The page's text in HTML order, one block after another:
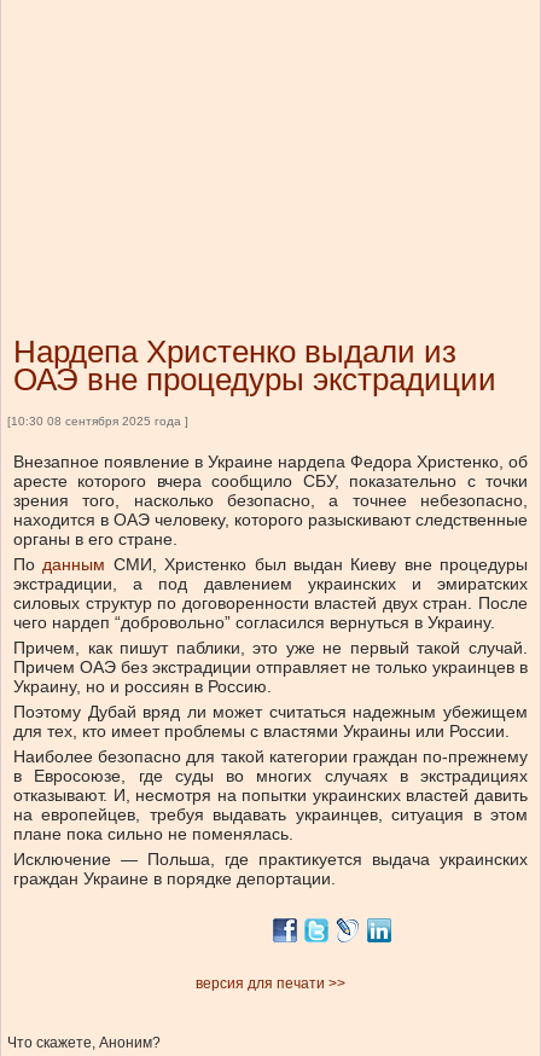
Нардепа Христенко выдали из
ОАЭ вне процедуры экстрадиции
[10:30 08 сентября 2025 года ]
Внезапное появление в Украине нардепа Федора Христенко, об
аресте которого вчера сообщило СБУ, показательно с точки
зрения того, насколько безопасно, а точнее небезопасно,
находится в ОАЭ человеку, которого разыскивают следственные
органы в его стране.
Поданным СМИ, Христенко был выдан Киеву вне процедуры
экстрадиции, а под давлением украинских и эмиратских
силовых структур по договоренности властей двух стран. После
чего нардеп “добровольно” согласился вернуться в Украину.
Причем, как пишут паблики, это уже не первый такой случай.
Причем ОАЭ без экстрадиции отправляет не только украинцев в
Украину, но и россиян в Россию.
Поэтому Дубай вряд ли может считаться надежным убежищем
для тех, кто имеет проблемы с властями Украины или России.
Наиболее безопасно для такой категории граждан по-прежнему
в Евросоюзе, где суды во многих случаях в экстрадициях
отказывают. И, несмотря на попытки украинских властей давить
на европейцев, требуя выдавать украинцев, ситуация в этом
плане пока сильно не поменялась.
Исключение — Польша, где практикуется выдача украинских
граждан Украине в порядке депортации.
версия для печати >>
Что скажете, Аноним?